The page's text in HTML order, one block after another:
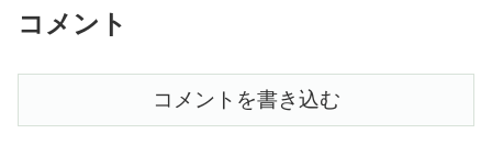
コメント
コメントを書き込む